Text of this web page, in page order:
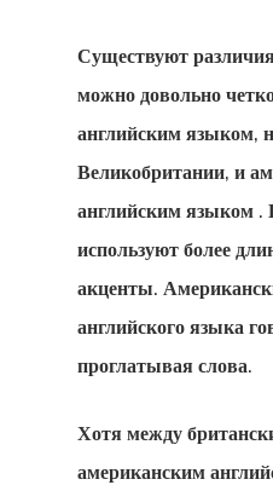
Существуют
можно довольно
английским языком,
Великобритании, и
английским языком .
используют более
акценты.
английского языка
проглатывая слова.
Хотя между
американским